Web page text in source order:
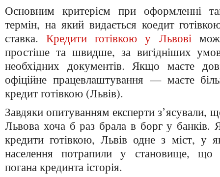
Основним критерієм при оформленні
термін, на який видається коедит
ставка.Кредити готівкою у Львові
простіше та швидше, за вигідніших
необхідних документів. Якщо маєте
офіційне працевлаштування — маєте
кредит готівкою (Львів).
Завдяки опитуванням експерти з’ясували,
Львова хоча б раз брала в борг у
кредити готівкою, Львів одне з міст, у
населення потрапили у становище, що
погана крединта історія.